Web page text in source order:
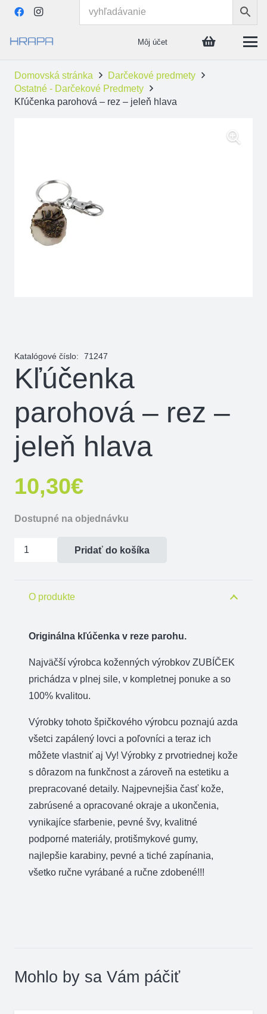
Môj účet
Domovská stránka
Darčekové predmety
Ostatné - Darčekové Predmety
Kľúčenka parohová – rez – jeleň hlava
Katalógové číslo: 71247
Kľúčenka
parohová – rez –
jeleň hlava
10,30€
Dostupné na objednávku
množstvo
hlava
Pridať do košíka
O produkte
Originálna kľúčenka v reze parohu.
Najväčší výrobca koženných výrobkov ZUBÍČEK
prichádza v plnej sile, v kompletnej ponuke a so
100% kvalitou.
Výrobky tohoto špičkového výrobcu poznajú azda
všetci zapálený lovci a poľovníci a teraz ich
môžete vlastniť aj Vy! Výrobky z prvotriednej kože
s dôrazom na funkčnost a zároveň na estetiku a
prepracované detaily. Najpevnejšia časť kože,
zabrúsené a opracované okraje a ukončenia,
vynikajíce sfarbenie, pevné švy, kvalitné
podporné materiály, protišmykové gumy,
najlepšie karabiny, pevné a tiché zapínania,
všetko ručne vyrábané a ručne zdobené!!!
Mohlo by sa Vám páčiť